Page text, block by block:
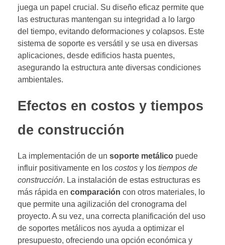
juega un papel crucial. Su diseño eficaz permite que
las estructuras mantengan su integridad a lo largo
del tiempo, evitando deformaciones y colapsos. Este
sistema de soporte es versátil y se usa en diversas
aplicaciones, desde edificios hasta puentes,
asegurando la estructura ante diversas condiciones
ambientales.
Efectos en costos y tiempos
de construcción
La implementación de un soporte metálico puede
influir positivamente en los costos y los tiempos de
construcción. La instalación de estas estructuras es
más rápida en comparación con otros materiales, lo
que permite una agilización del cronograma del
proyecto. A su vez, una correcta planificación del uso
de soportes metálicos nos ayuda a optimizar el
presupuesto, ofreciendo una opción económica y